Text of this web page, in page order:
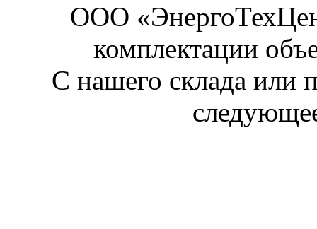
ООО
комплектации
С нашего склада или